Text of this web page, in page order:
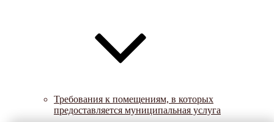
Требования к помещениям, в которых
предоставляется муниципальная услуга